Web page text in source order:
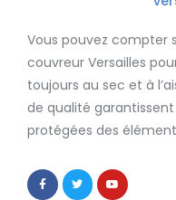
Vous pouvez compter
couvreur Versailles
toujours au sec et à
de qualité
protégées des